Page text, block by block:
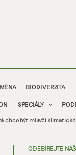
BIODIVERZITA
SPECIÁLY
chce být mluvčí
ODEBÍREJTE